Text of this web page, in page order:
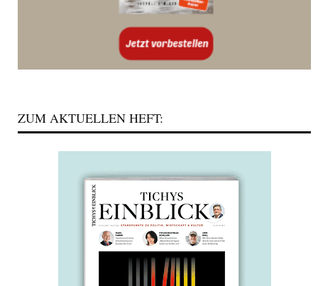
ZUM AKTUELLEN HEFT: